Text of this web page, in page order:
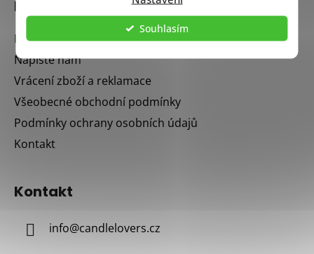
Souhlasím
Informace pro vás
Blog
Napište nám
Vrácení zboží a reklamace
Všeobecné obchodní podmínky
Podmínky ochrany osobních údajů
Kontakt
Kontakt
info@candlelovers.cz